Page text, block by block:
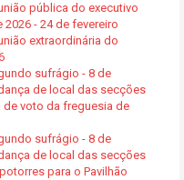
pública do executivo
- 24 de fevereiro
extraordinária do
sufrágio - 8 de
de local das secções
voto da freguesia de
sufrágio - 8 de
de local das secções
para o Pavilhão